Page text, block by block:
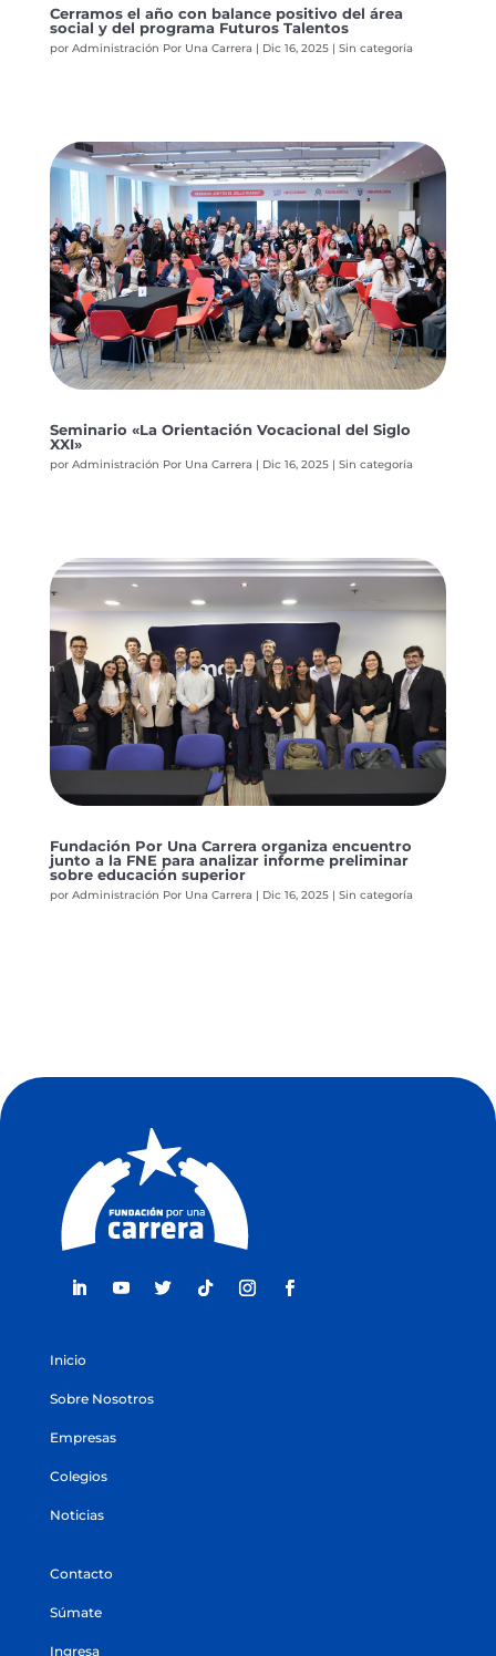
Cerramos el año con balance positivo del área
social y del programa Futuros Talentos
por Administración Por Una Carrera | Dic 16, 2025| Sin categoría
Seminario «La Orientación Vocacional del Siglo
XXI»
por Administración Por Una Carrera | Dic 16, 2025| Sin categoría
Fundación Por Una Carrera organiza encuentro
junto a la FNE para analizar informe preliminar
sobre educación superior
por Administración Por Una Carrera | Dic 16, 2025| Sin categoría
Inicio
Sobre Nosotros
Empresas
Colegios
Noticias
Contacto
Súmate
Ingresa